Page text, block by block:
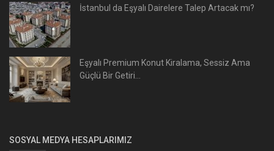
İstanbul da Eşyalı Dairelere Talep Artacak mı?
Eşyalı Premium Konut Kiralama, Sessiz Ama
Güçlü Bir Getiri...
SOSYAL MEDYA HESAPLARIMIZ